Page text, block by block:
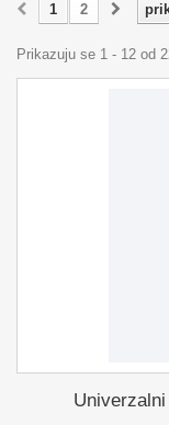
1 2
Prikazuju se 1 - 12 od